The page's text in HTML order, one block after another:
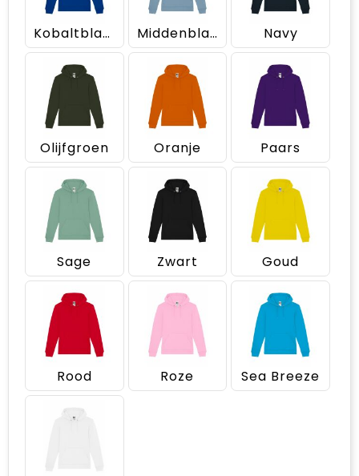
Kobaltblauw Middenblauw Navy
Olijfgroen Oranje Paars
Sage Zwart Goud
Rood Roze Sea Breeze